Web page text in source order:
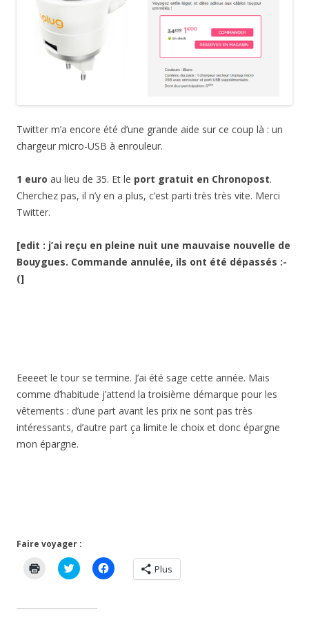
Twitter m’a encore été d’une grande aide sur ce coup là : un
chargeur micro-USB à enrouleur.
1 euro au lieu de 35. Et le port gratuit en Chronopost.
Cherchez pas, il n’y en a plus, c’est parti très très vite. Merci
Twitter.
[edit : j’ai reçu en pleine nuit une mauvaise nouvelle de
Bouygues. Commande annulée, ils ont été dépassés :-
(]
Eeeeet le tour se termine. J’ai été sage cette année. Mais
comme d’habitude j’attend la troisième démarque pour les
vêtements : d’une part avant les prix ne sont pas très
intéressants, d’autre part ça limite le choix et donc épargne
mon épargne.
Faire voyager :
e
C
l
e
C
l Plus